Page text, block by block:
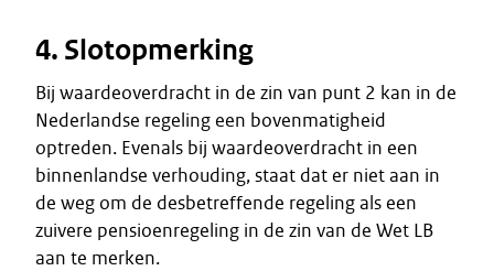
4. Slotopmerking
Bij waardeoverdracht in de zin van punt 2 kan in de
Nederlandse regeling een bovenmatigheid
optreden. Evenals bij waardeoverdracht in een
binnenlandse verhouding, staat dat er niet aan in
de weg om de desbetreffende regeling als een
zuivere pensioenregeling in de zin van de Wet LB
aan te merken.